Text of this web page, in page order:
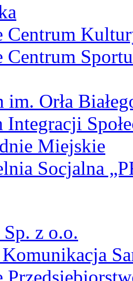
Centrum
Centrum
im. Orła
Integracji
Miejskie
Socjalna
z o.o.